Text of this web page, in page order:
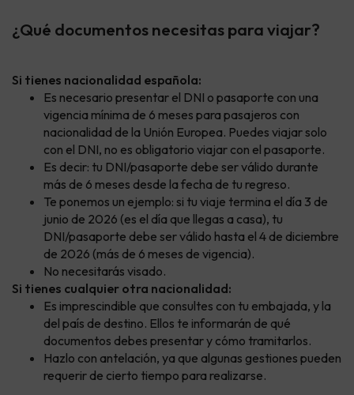
¿Qué documentos necesitas para viajar?
Si tienes nacionalidad española:
Es necesario presentar el DNI o pasaporte con una
vigencia mínima de 6 meses para pasajeros con
nacionalidad de la Unión Europea. Puedes viajar solo
con el DNI, no es obligatorio viajar con el pasaporte.
Es decir: tu DNI/pasaporte debe ser válido durante
más de 6 meses desde la fecha de tu regreso.
Te ponemos un ejemplo: si tu viaje termina el día 3 de
junio de 2026 (es el día que llegas a casa), tu
DNI/pasaporte debe ser válido hasta el 4 de diciembre
de 2026 (más de 6 meses de vigencia).
No necesitarás visado.
Si tienes cualquier otra nacionalidad:
Es imprescindible que consultes con tu embajada, y la
del país de destino. Ellos te informarán de qué
documentos debes presentar y cómo tramitarlos.
Hazlo con antelación, ya que algunas gestiones pueden
requerir de cierto tiempo para realizarse.